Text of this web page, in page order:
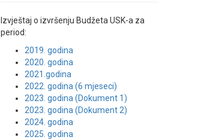
Izvještaj o izvršenju Budžeta USK-a za
period:
2019. godina
2020. godina
2021.godina
2022. godina (6 mjeseci)
2023. godina (Dokument 1)
2023. godina (Dokument 2)
2024. godina
2025. godina